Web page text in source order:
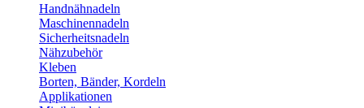
Handnähnadeln
Maschinennadeln
Sicherheitsnadeln
Nähzubehör
Kleben
Borten, Bänder, Kordeln
Applikationen